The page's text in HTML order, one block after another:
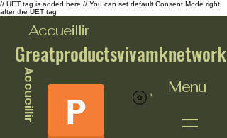
// UET tag is added here // You can set default Consent Mode right
after the UET tag
Accueillir
Greatproductsvivamknetwork
Menu
Accueillir